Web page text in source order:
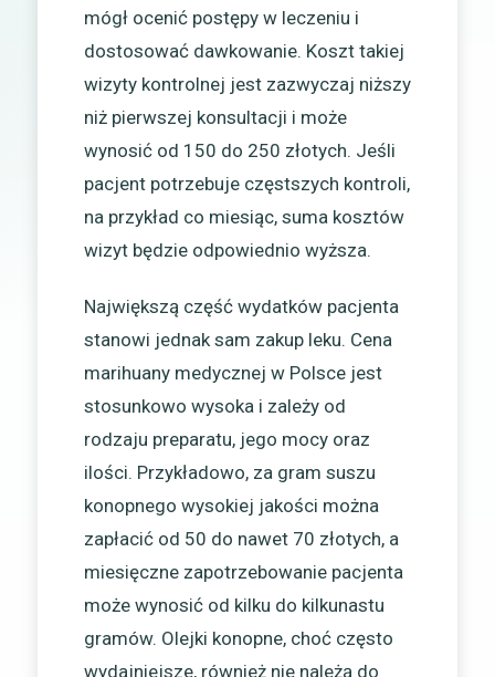
mógł ocenić postępy w leczeniu i
dostosować dawkowanie. Koszt takiej
wizyty kontrolnej jest zazwyczaj niższy
niż pierwszej konsultacji i może
wynosić od 150 do 250 złotych. Jeśli
pacjent potrzebuje częstszych kontroli,
na przykład co miesiąc, suma kosztów
wizyt będzie odpowiednio wyższa.
Największą część wydatków pacjenta
stanowi jednak sam zakup leku. Cena
marihuany medycznej w Polsce jest
stosunkowo wysoka i zależy od
rodzaju preparatu, jego mocy oraz
ilości. Przykładowo, za gram suszu
konopnego wysokiej jakości można
zapłacić od 50 do nawet 70 złotych, a
miesięczne zapotrzebowanie pacjenta
może wynosić od kilku do kilkunastu
gramów. Olejki konopne, choć często
wydajniejsze, również nie należą do